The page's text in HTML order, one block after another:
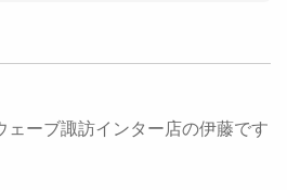
ーブ諏訪インター店の伊藤です